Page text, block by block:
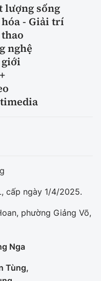
lượng sống
- Giải trí
nghệ
cấp ngày 1/4/2025.
phường Giảng Võ,
Nga
Tùng,